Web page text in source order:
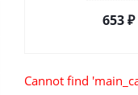
653₽
Cannot find